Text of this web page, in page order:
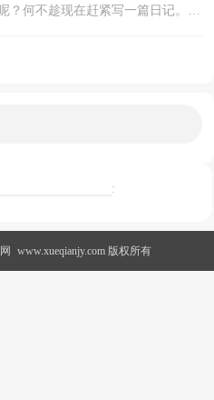
？何不趁现在赶紧写一篇日记。日
:
www.xueqianjy.com 版权所有